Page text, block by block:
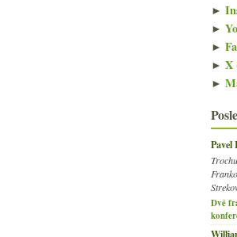
►
►
►
► X
►
Pavel
Dvě